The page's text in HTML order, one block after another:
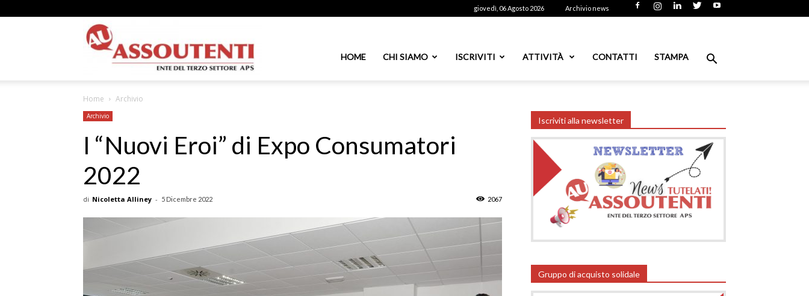
giovedì, 06 Agosto 2026 Archivio news
–
HOME CHI SIAMO ISCRIVITI ATTIVITÀ CONTATTI STAMPA
Home Archivio
Archivio
I “Nuovi Eroi” di Expo Consumatori
2022
di Nicoletta Alliney - 5 Dicembre 2022 2067
Iscriviti alla newsletter
Gruppo di acquisto solidale